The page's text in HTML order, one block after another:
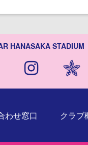
HANASAKA STADIUM
わせ窓口 クラブ